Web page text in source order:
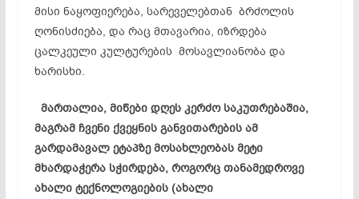
მისი ნაყოფიერება, სარეველებთან ბრძოლის
ღონისძიება, და რაც მთავარია, იზრდება
ცალკეული კულტურების მოსავლიანობა და
ხარისხი.
მართალია, მიწები დღეს კერძო საკუთრებაშია,
მაგრამ ჩვენი ქვეყნის განვითარების ამ
გარდამავალ ეტაპზე მოსახლეობას მეტი
მხარდაჭერა სჭირდება, როგორც თანამედროვე
ახალი ტექნოლოგიების (ახალი